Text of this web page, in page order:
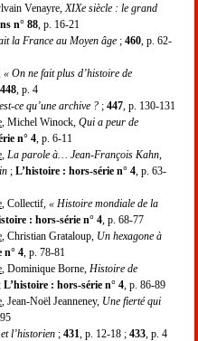
Venayre, XIXe siècle : le grand
n° 88 , p. 16-21
la France au Moyen âge ; 460 , p. 62-
« On ne fait plus d’histoire de
448 , p. 4
ce qu’une archive ? ; 447 , p. 130-131
, Michel Winock, Qui a peur de
n° 4 , p. 6-11
La parole à… Jean-François Kahn,
; L’histoire : hors-série n° 4 , p. 63-
, Collectif, « Histoire mondiale de la
: hors-série n° 4 , p. 68-77
, Christian Grataloup, Un hexagone à
n° 4 , p. 78-81
, Dominique Borne, Histoire de
; L’histoire : hors-série n° 4 , p. 86-89
, Jean-Noël Jeanneney, Une fierté qui
l’historien ; 431 , p. 12-18 ; 433 , p. 4